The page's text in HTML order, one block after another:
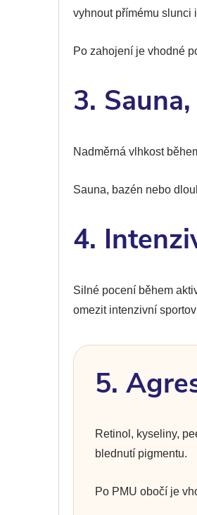
vyhnout přímému slunci
Po zahojení je vhodné
3.
Nadměrná vlhkost
Sauna, bazén nebo
4.
Silné pocení během
omezit intenzivní
5.
Retinol, kyseliny,
blednutí pigmentu.
Po PMU obočí je